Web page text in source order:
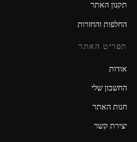
תקנון האתר
החלפות והחזרות
תפריט האתר
אודות
החשבון שלי
חנות האתר
יצירת קשר